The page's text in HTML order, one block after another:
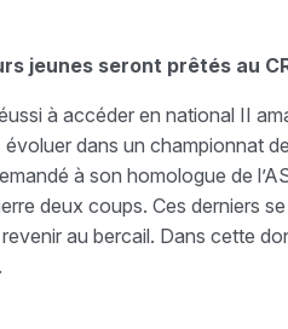
jeunes seront prêtés au
à accéder en national II
dans un championnat
à son homologue de
deux coups. Ces derniers
au bercail. Dans cette